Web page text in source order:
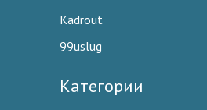
Kadrout
99uslug
Категории